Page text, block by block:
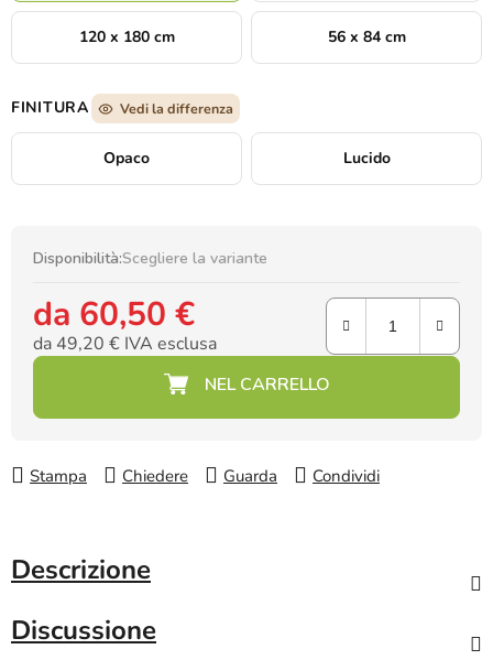
120 x 180 cm 56 x 84 cm
FINITURA Vedi la differenza
Opaco Lucido
Disponibilità:Scegliere la variante
da 60,50 €
da 49,20 € IVA esclusa
Prezzo della misura:
Stampa Chiedere Guarda Condividi
Descrizione
Discussione